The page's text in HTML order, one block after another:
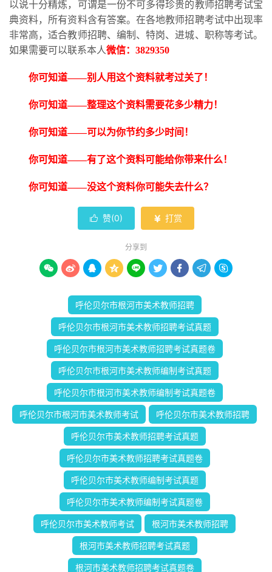
以说十分精炼，可谓是一份不可多得珍贵的教师招聘考试宝
典资料，所有资料含有答案。在各地教师招聘考试中出现率
非常高，适合教师招聘、编制、特岗、进城、职称等考试。
如果需要可以联系本人微信： 3829350
你可知道——别人用这个资料就考过关了！
你可知道——整理这个资料需要花多少精力！
你可知道——可以为你节约多少时间！
你可知道——有了这个资料可能给你带来什么！
你可知道——没这个资料你可能失去什么？
 赞(0)  打赏
分享到
        
呼伦贝尔市根河市美术教师招聘
呼伦贝尔市根河市美术教师招聘考试真题
呼伦贝尔市根河市美术教师招聘考试真题卷
呼伦贝尔市根河市美术教师编制考试真题
呼伦贝尔市根河市美术教师编制考试真题卷
呼伦贝尔市根河市美术教师考试 呼伦贝尔市美术教师招聘
呼伦贝尔市美术教师招聘考试真题
呼伦贝尔市美术教师招聘考试真题卷
呼伦贝尔市美术教师编制考试真题
呼伦贝尔市美术教师编制考试真题卷
呼伦贝尔市美术教师考试 根河市美术教师招聘
根河市美术教师招聘考试真题
根河市美术教师招聘考试真题卷